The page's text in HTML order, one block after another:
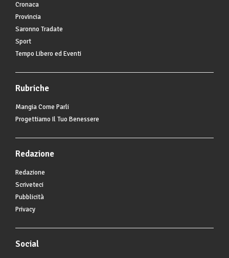
Cronaca
Provincia
Saronno Tradate
Sport
Tempo Libero ed Eventi
Rubriche
Mangia Come Parli
Progettiamo Il Tuo Benessere
Redazione
Redazione
Scriveteci
Pubblicità
Privacy
Social